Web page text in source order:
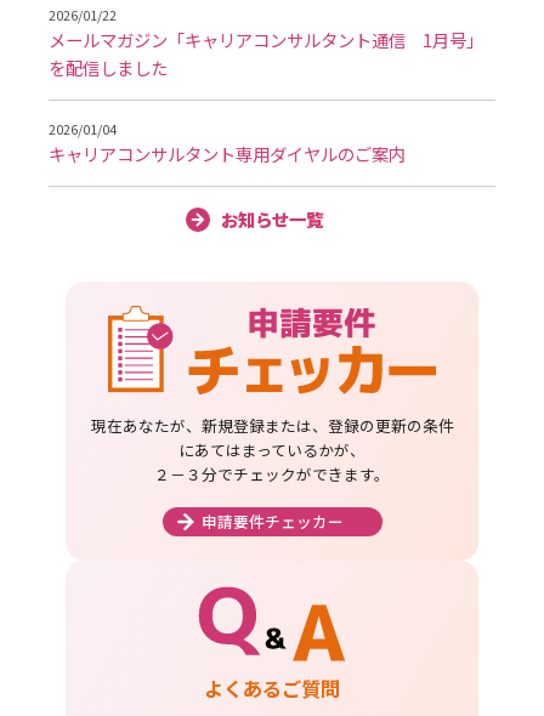
2026/01/22
メールマガジン「キャリアコンサルタント通信 1月号」
を配信しました
2026/01/04
キャリアコンサルタント専用ダイヤルのご案内
お知らせ一覧
現在あなたが、新規登録または、登録の更新の条件
にあてはまっているかが、
２－３分でチェックができます。
申請要件チェッカー
よくあるご質問